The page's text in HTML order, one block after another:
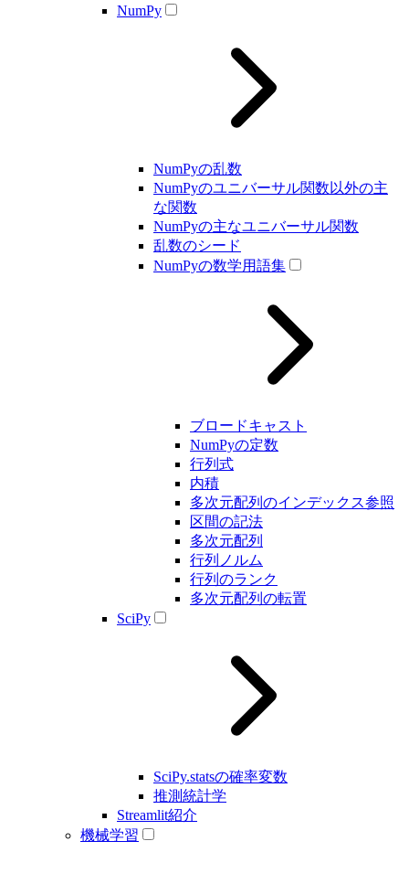
NumPy
NumPyの乱数
NumPyのユニバーサル関数以外の主
な関数
NumPyの主なユニバーサル関数
乱数のシード
NumPyの数学用語集
ブロードキャスト
NumPyの定数
行列式
内積
多次元配列のインデックス参照
区間の記法
多次元配列
行列ノルム
行列のランク
多次元配列の転置
SciPy
SciPy.statsの確率変数
推測統計学
Streamlit紹介
機械学習